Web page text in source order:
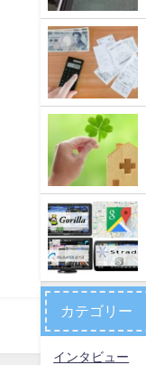
カテゴリー
インタビュー